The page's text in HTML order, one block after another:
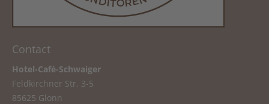
Contact
Hotel-Café-Schwaiger
Feldkirchner Str. 3-5
85625 Glonn